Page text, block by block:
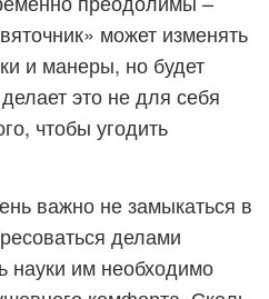
может изменять
и манеры, но будет
это не для себя
чтобы угодить
важно не замыкаться в
делами
науки им необходимо